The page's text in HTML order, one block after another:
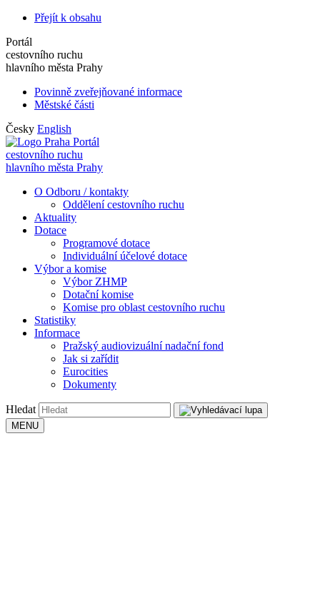
Přejít k obsahu
Portál
cestovního ruchu
hlavního města Prahy
Povinně zveřejňované informace
Městské části
Česky English
Portál
cestovního ruchu
hlavního města Prahy
O Odboru / kontakty
Oddělení cestovního ruchu
Aktuality
Dotace
Programové dotace
Individuální účelové dotace
Výbor a komise
Výbor ZHMP
Dotační komise
Komise pro oblast cestovního ruchu
Statistiky
Informace
Pražský audiovizuální nadační fond
Jak si zařídit
Eurocities
Dokumenty
Hledat
MENU